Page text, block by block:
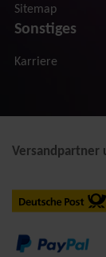
Sitemap
Sonstiges
Karriere
Versandpartner